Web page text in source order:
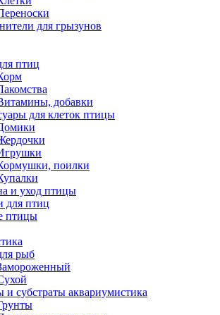
для грызунов
птиц
добавки
для клеток птицы
поилки
и уход птицы
для птиц
птицы
рыб
и субстраты аквариумистика